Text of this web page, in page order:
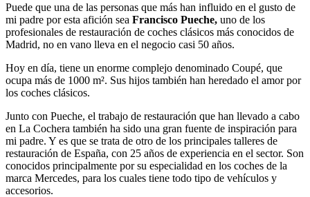
Puede que una de las personas que más han influido en el gusto de
mi padre por esta afición sea Francisco Pueche, uno de los
profesionales de restauración de coches clásicos más conocidos de
Madrid, no en vano lleva en el negocio casi 50 años.
Hoy en día, tiene un enorme complejo denominado Coupé, que
ocupa más de 1000 m². Sus hijos también han heredado el amor por
los coches clásicos.
Junto con Pueche, el trabajo de restauración que han llevado a cabo
en La Cochera también ha sido una gran fuente de inspiración para
mi padre. Y es que se trata de otro de los principales talleres de
restauración de España, con 25 años de experiencia en el sector. Son
conocidos principalmente por su especialidad en los coches de la
marca Mercedes, para los cuales tiene todo tipo de vehículos y
accesorios.